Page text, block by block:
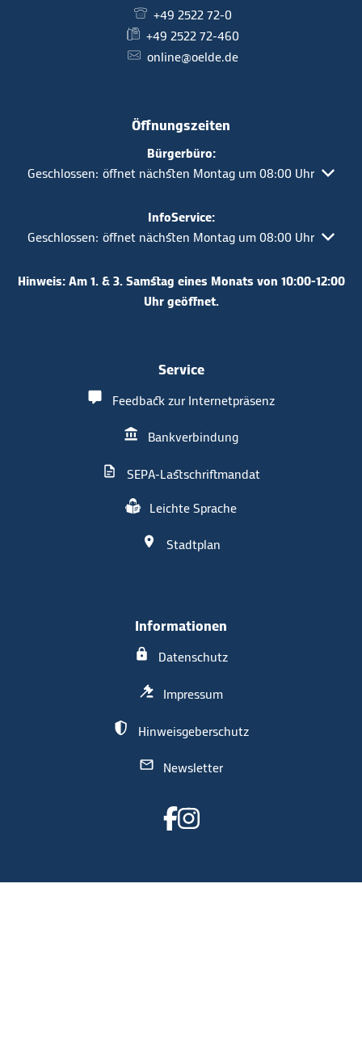
+49 2522 72-0
+49 2522 72-460
online@oelde.de
Öffnungszeiten
Bürgerbüro:
Klicken, um weitere Öffnungs- oder Schließzeiten
Geschlossen: öffnet nächsten Montag um 08:00 Uhr
InfoService:
Klicken, um weitere Öffnungs- oder Schließzeiten
Geschlossen: öffnet nächsten Montag um 08:00 Uhr
Hinweis: Am 1. & 3. Samstag eines Monats von 10:00-12:00
Uhr geöffnet.
Service
Feedback zur Internetpräsenz
Bankverbindung
SEPA-Lastschriftmandat
Leichte Sprache
Stadtplan
Informationen
Datenschutz
Impressum
Hinweisgeberschutz
Newsletter